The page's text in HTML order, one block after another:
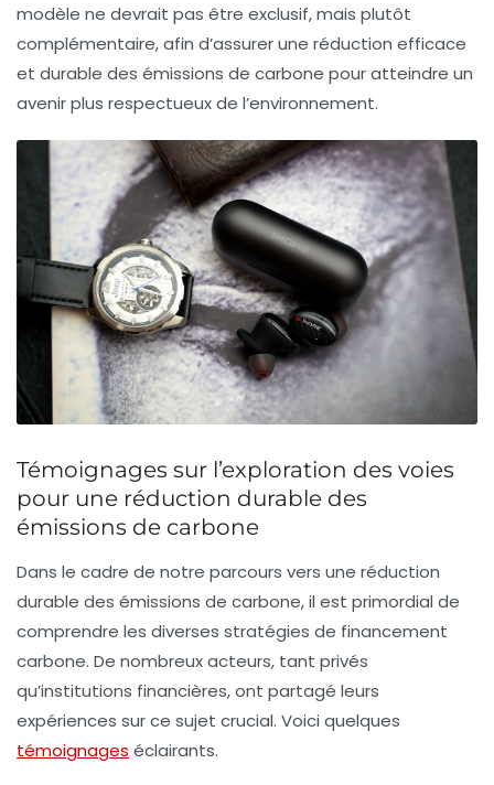
modèle ne devrait pas être exclusif, mais plutôt
complémentaire, afin d’assurer une réduction efficace
et durable des émissions de carbone pour atteindre un
avenir plus respectueux de l’environnement.
Témoignages sur l’exploration des voies
pour une réduction durable des
émissions de carbone
Dans le cadre de notre parcours vers une réduction
durable des émissions de carbone, il est primordial de
comprendre les diverses stratégies de financement
carbone. De nombreux acteurs, tant privés
qu’institutions financières, ont partagé leurs
expériences sur ce sujet crucial. Voici quelques
témoignages éclairants.